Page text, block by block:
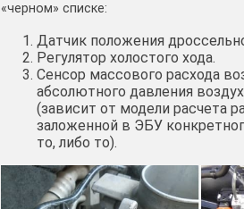
«черном» списке:
Датчик положения
Регулятор холостого хода.
Сенсор массового расхода
абсолютного давления
(зависит от модели расчета
заложенной в ЭБУ
то, либо то).